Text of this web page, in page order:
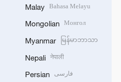
Malay Bahasa Melayu
Mongolian Монгол
Myanmar မြန်မာဘာသာ
Nepali नेपाली
Persian فارسی